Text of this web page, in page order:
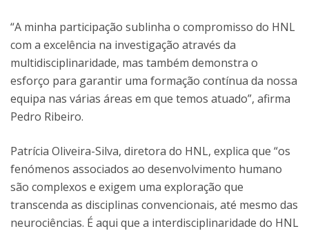
“A minha participação sublinha o compromisso do HNL
com a excelência na investigação através da
multidisciplinaridade, mas também demonstra o
esforço para garantir uma formação contínua da nossa
equipa nas várias áreas em que temos atuado”, afirma
Pedro Ribeiro.
Patrícia Oliveira-Silva, diretora do HNL, explica que “os
fenómenos associados ao desenvolvimento humano
são complexos e exigem uma exploração que
transcenda as disciplinas convencionais, até mesmo das
neurociências. É aqui que a interdisciplinaridade do HNL